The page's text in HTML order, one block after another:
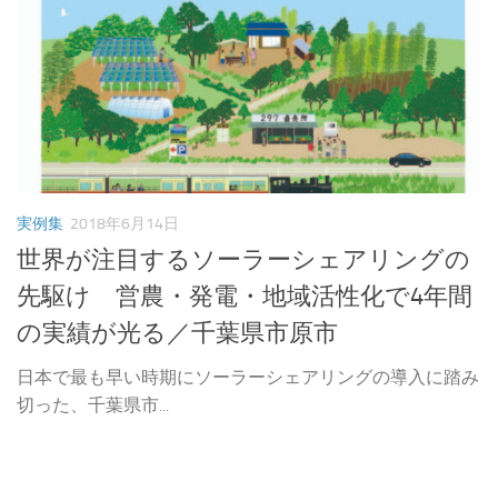
実例集 2018年6月14日
世界が注目するソーラーシェアリングの
先駆け 営農・発電・地域活性化で4年間
の実績が光る／千葉県市原市
日本で最も早い時期にソーラーシェアリングの導入に踏み
切った、千葉県市...